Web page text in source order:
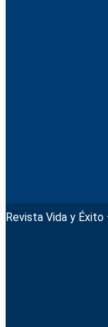
Revista Vida y